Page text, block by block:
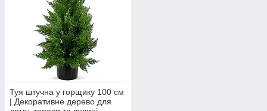
Туя штучна у горщику 100 см
| Декоративне дерево для